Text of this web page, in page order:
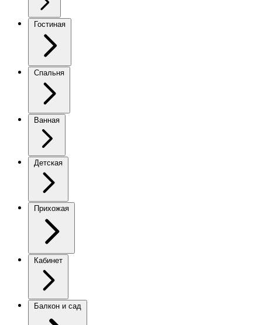
Гостиная
Спальня
Ванная
Детская
Прихожая
Кабинет
Балкон и сад